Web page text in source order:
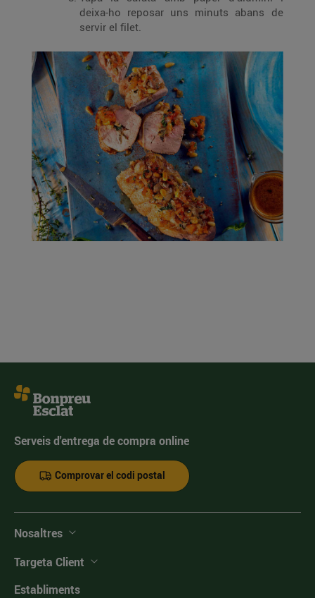
deixa-ho reposar uns minuts abans de
servir el filet.
Serveis d'entrega de compra online
Comprovar el codi postal
Nosaltres
Targeta Client
Establiments